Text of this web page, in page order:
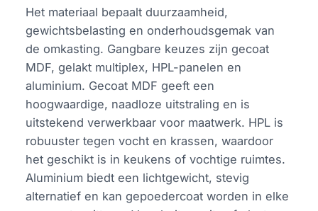
Het materiaal bepaalt duurzaamheid,
gewichtsbelasting en onderhoudsgemak van
de omkasting. Gangbare keuzes zijn gecoat
MDF, gelakt multiplex, HPL-panelen en
aluminium. Gecoat MDF geeft een
hoogwaardige, naadloze uitstraling en is
uitstekend verwerkbaar voor maatwerk. HPL is
robuuster tegen vocht en krassen, waardoor
het geschikt is in keukens of vochtige ruimtes.
Aluminium biedt een lichtgewicht, stevig
alternatief en kan gepoedercoat worden in elke